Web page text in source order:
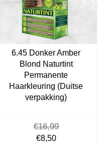
6.45 Donker Amber
Blond Naturtint
Permanente
Haarkleuring (Duitse
verpakking)
€16,99
Oorspronkelijke
€8,50Huidige